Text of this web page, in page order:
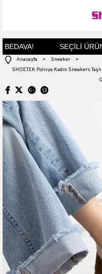
SEÇİLİ
Anasayfa > Sneaker
>
SHOETEK Polivya Kadın Sneakers